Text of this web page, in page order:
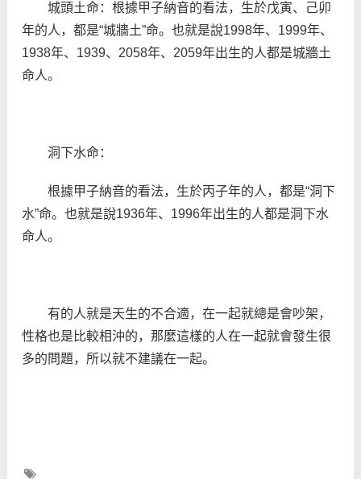
城頭土命：根據甲子納音的看法，生於戊寅、己卯
年的人，都是“城牆土”命。也就是說1998年、1999年、
1938年、1939、2058年、2059年出生的人都是城牆土
命人。
洞下水命：
根據甲子納音的看法，生於丙子年的人，都是“洞下
水”命。也就是說1936年、1996年出生的人都是洞下水
命人。
有的人就是天生的不合適，在一起就總是會吵架，
性格也是比較相沖的，那麼這樣的人在一起就會發生很
多的問題，所以就不建議在一起。